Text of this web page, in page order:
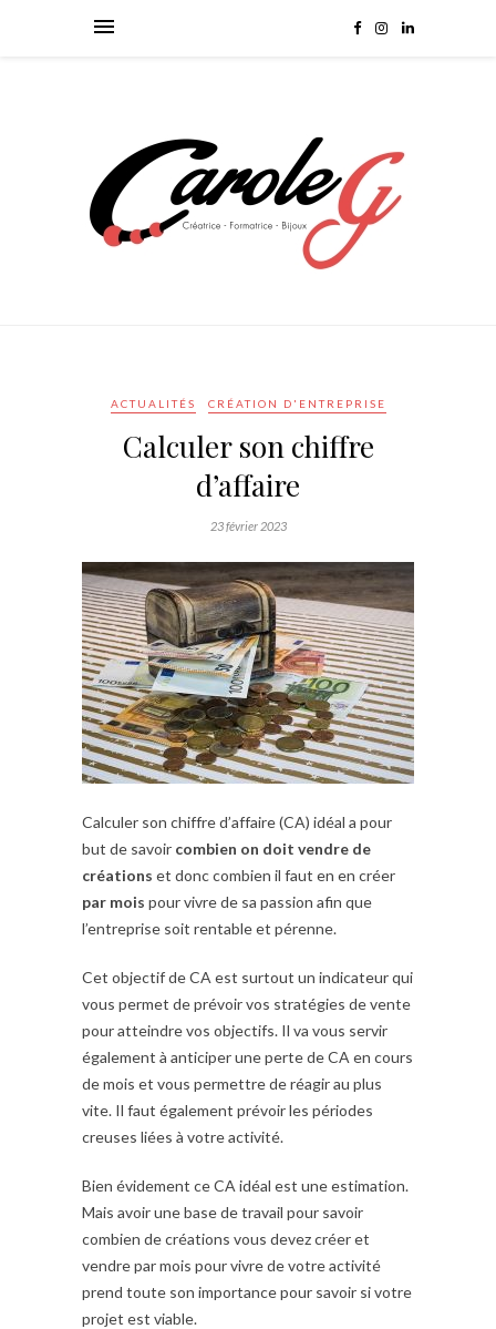
ACTUALITÉS CRÉATION D'ENTREPRISE
Calculer son chiffre
d’affaire
23 février 2023
Calculer son chiffre d’affaire (CA) idéal a pour
but de savoir combien on doit vendre de
créations et donc combien il faut en en créer
par mois pour vivre de sa passion afin que
l’entreprise soit rentable et pérenne.
Cet objectif de CA est surtout un indicateur qui
vous permet de prévoir vos stratégies de vente
pour atteindre vos objectifs. Il va vous servir
également à anticiper une perte de CA en cours
de mois et vous permettre de réagir au plus
vite. Il faut également prévoir les périodes
creuses liées à votre activité.
Bien évidement ce CA idéal est une estimation.
Mais avoir une base de travail pour savoir
combien de créations vous devez créer et
vendre par mois pour vivre de votre activité
prend toute son importance pour savoir si votre
projet est viable.